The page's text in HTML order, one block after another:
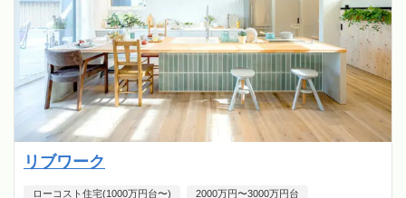
リブワーク
ローコスト住宅(1000万円台〜) 2000万円〜3000万円台